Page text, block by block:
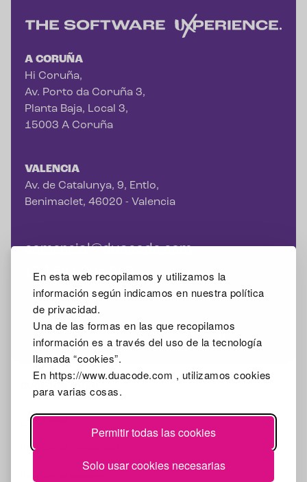
En esta web recopilamos y utilizamos la
información según indicamos en nuestra política
de privacidad.
Una de las formas en las que recopilamos
información es a través del uso de la tecnología
llamada “cookies”.
En https://www.duacode.com , utilizamos cookies
para varias cosas.
Permitir todas las cookies
Solo usar cookies necesarias
A CORUÑA
Hi Coruña,
Av. Porto da Coruña 3,
Planta Baja, Local 3,
15003 A Coruña
VALENCIA
Av. de Catalunya, 9, Entlo,
Benimaclet, 46020 - Valencia
comercial@duacode.com
+34 981 065 089
Facebook Instagram Linkedin Google Mybusiness
2026
Aviso legal
Política de Privacidad